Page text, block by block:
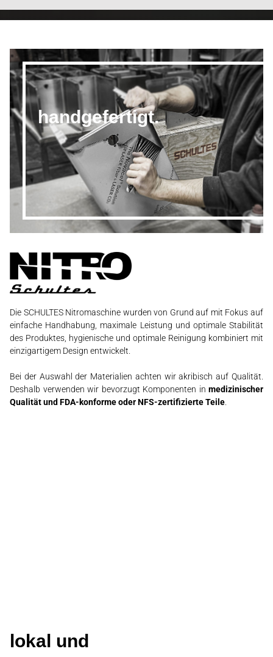
handgefertigt.
Die SCHULTES Nitromaschine wurden von Grund auf mit Fokus auf
einfache Handhabung, maximale Leistung und optimale Stabilität
des Produktes, hygienische und optimale Reinigung kombiniert mit
einzigartigem Design entwickelt.
Bei der Auswahl der Materialien achten wir akribisch auf Qualität.
Deshalb verwenden wir bevorzugt Komponenten in medizinischer
Qualität und FDA-konforme oder NFS-zertifizierte Teile
lokal und